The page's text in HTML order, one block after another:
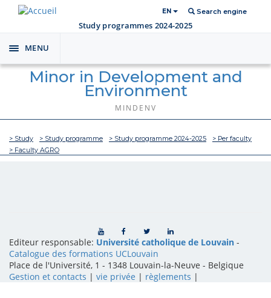
EN Search engine
Study programmes 2024-2025
Toggle
navigation
MENU
Minor in Development and
Environment
MINDENV
> Study > Study programme > Study programme 2024-2025
> Per faculty
> Faculty AGRO
Editeur responsable: Université catholique de Louvain -
Catalogue des formations UCLouvain
Place de l'Université, 1 - 1348 Louvain-la-Neuve - Belgique
Gestion et contacts | vie privée | règlements |